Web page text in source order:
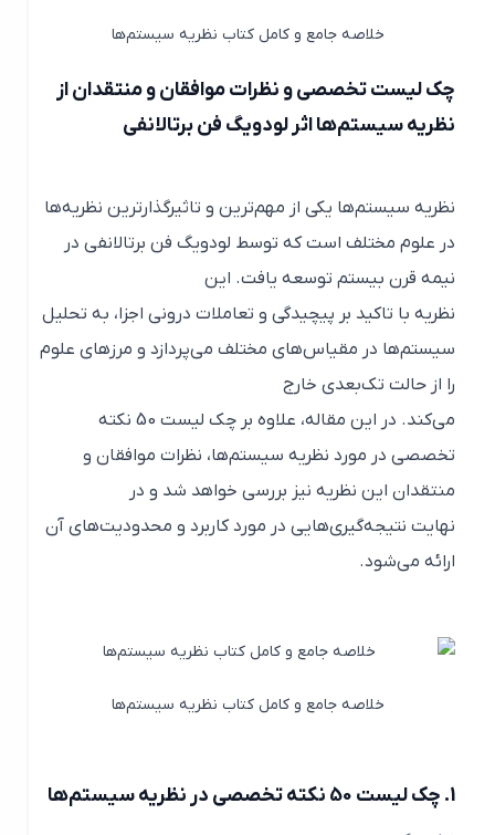
خلاصه جامع و کامل کتاب نظریه سیستم‌ها
چک لیست تخصصی و نظرات موافقان و منتقدان از
نظریه سیستم‌ها اثر لودویگ فن برتالانفی
نظریه سیستم‌ها یکی از مهم‌ترین و تاثیرگذارترین نظریه‌ها
در علوم مختلف است که توسط لودویگ فن برتالانفی در
نیمه قرن بیستم توسعه یافت. این
نظریه با تاکید بر پیچیدگی و تعاملات درونی اجزا، به تحلیل
سیستم‌ها در مقیاس‌های مختلف می‌پردازد و مرزهای علوم
را از حالت تک‌بعدی خارج
می‌کند. در این مقاله، علاوه بر چک لیست 50 نکته
تخصصی در مورد نظریه سیستم‌ها، نظرات موافقان و
منتقدان این نظریه نیز بررسی خواهد شد و در
نهایت نتیجه‌گیری‌هایی در مورد کاربرد و محدودیت‌های آن
ارائه می‌شود.
خلاصه جامع و کامل کتاب نظریه سیستم‌ها
چک لیست 50 نکته تخصصی در نظریه سیستم‌ها